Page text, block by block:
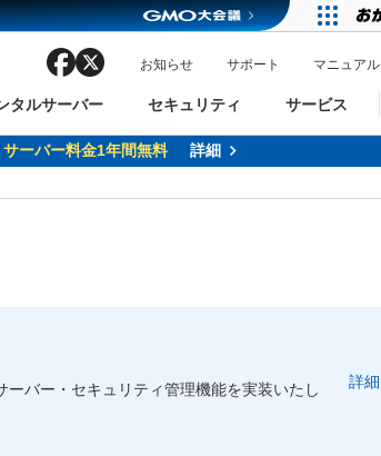
括検索
タルサーバー セキュリティ サービス
メインAPI
facebook お知らせ サポート マニュアル
One レンタルサーバーを含む最新の機能を使う方
以下でもログイン可能
One レンタルサーバーを含む最新の機能を使う方
以下でも登録可能
サーバー料金1年間無料 詳細
バー・セキュリティ管理機能を実装いたし
詳細